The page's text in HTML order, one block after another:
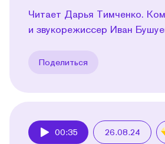
Читает Дарья Тимченко.
и звукорежиссер Иван
Поделиться
00:35 26.08.24